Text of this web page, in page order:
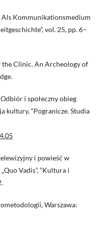
Kommunikationsmedium
vol. 25, pp. 6–
Clinic. An Archeology of
i społeczny obieg
kultury, “Pogranicze. Studia
i powieść w
Vadis”, “Kultura i
Warszawa: